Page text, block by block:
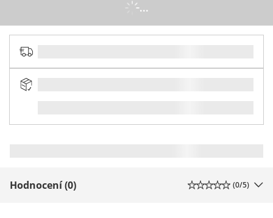
...
Hodnocení (0) (0/5)